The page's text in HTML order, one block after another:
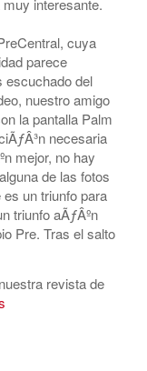
interesante.
cuya
parece
escuchado del
nuestro amigo
la pantalla Palm
necesaria
mejor, no hay
de las fotos
un triunfo para
triunfo aÃƒÂºn
Pre. Tras el salto
revista de